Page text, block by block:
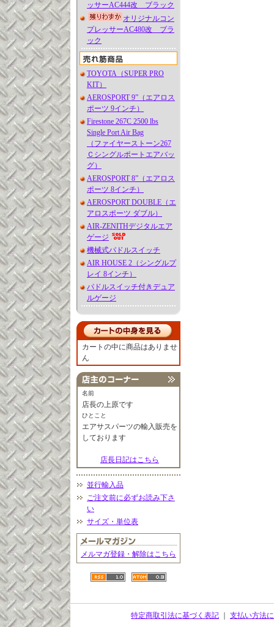
ッサーAC444改 ブラック
オリジナルコン
プレッサーAC480改 ブラ
ック
TOYOTA（SUPER PRO
KIT）
AEROSPORT 9”（エアロス
ポーツ 9インチ）
Firestone 267C 2500 lbs
Single Port Air Bag
（ファイヤーストーン267
Ｃシングルポートエアバッ
グ）
AEROSPORT 8”（エアロス
ポーツ 8インチ）
AEROSPORT DOUBLE（エ
アロスポーツ ダブル）
AIR-ZENITHデジタルエア
ゲージ
機械式パドルスイッチ
AIR HOUSE 2（シングルプ
レイ 8インチ）
パドルスイッチ付きデュア
ルゲージ
カートの中に商品はありませ
ん
名前
店長の上原です
ひとこと
エアサスパーツの輸入販売を
しております
店長日記はこちら
並行輸入品
ご注文前に必ずお読み下さ
い
サイズ・単位表
メルマガ登録・解除はこちら
特定商取引法に基づく表記 支払い方法